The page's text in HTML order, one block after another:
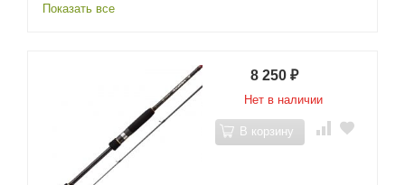
Показать все
8 250 ₽
Нет в наличии
В корзину